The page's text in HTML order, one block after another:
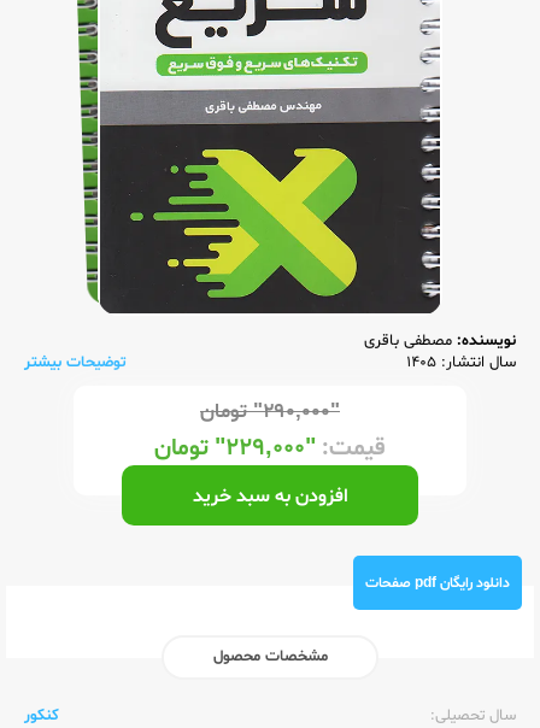
نویسنده: مصطفی باقری
سال انتشار: 1405
توضیحات بیشتر
"۲۹۰,۰۰۰" تومان
قیمت: "۲۲۹,۰۰۰" تومان
افزودن به سبد خرید
دانلود رایگان pdf صفحات
مشخصات محصول
سال تحصیلی:‌
کنکور